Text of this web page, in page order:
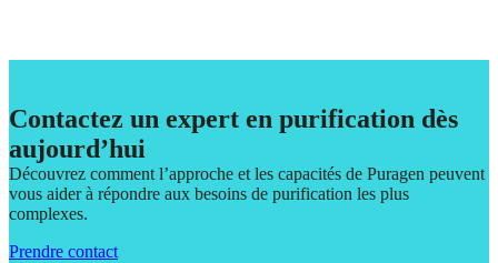
Contactez un expert en purification dès
aujourd’hui
Découvrez comment l’approche et les capacités de Puragen peuvent
vous aider à répondre aux besoins de purification les plus
complexes.
Prendre contact